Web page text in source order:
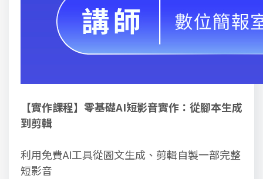
【實作課程】零基礎AI短影音實作：從腳本生成
到剪輯
利用免費AI工具從圖文生成、剪輯自製一部完整
短影音